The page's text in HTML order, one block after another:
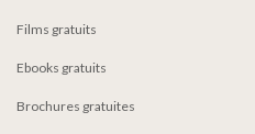
Films gratuits
Ebooks gratuits
Brochures gratuites